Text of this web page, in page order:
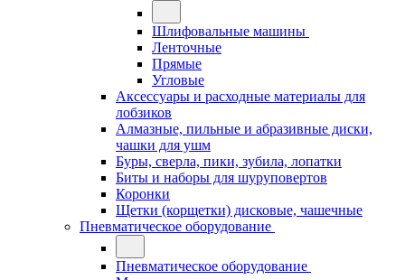
Шлифовальные машины
Ленточные
Прямые
Угловые
Аксессуары и расходные материалы для
лобзиков
Алмазные, пильные и абразивные диски,
чашки для ушм
Буры, сверла, пики, зубила, лопатки
Биты и наборы для шуруповертов
Коронки
Щетки (корщетки) дисковые, чашечные
Пневматическое оборудование
Пневматическое оборудование